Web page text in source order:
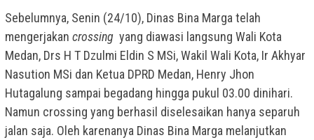
Sebelumnya, Senin (24/10), Dinas Bina Marga telah
mengerjakan crossing yang diawasi langsung Wali Kota
Medan, Drs H T Dzulmi Eldin S MSi, Wakil Wali Kota, Ir Akhyar
Nasution MSi dan Ketua DPRD Medan, Henry Jhon
Hutagalung sampai begadang hingga pukul 03.00 dinihari.
Namun crossing yang berhasil diselesaikan hanya separuh
jalan saja. Oleh karenanya Dinas Bina Marga melanjutkan